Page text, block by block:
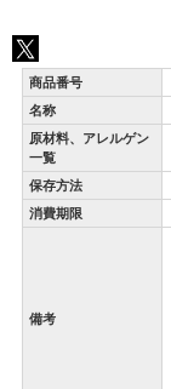
商品番号
名称
原材料、アレルゲン
一覧
保存方法
消費期限
備考